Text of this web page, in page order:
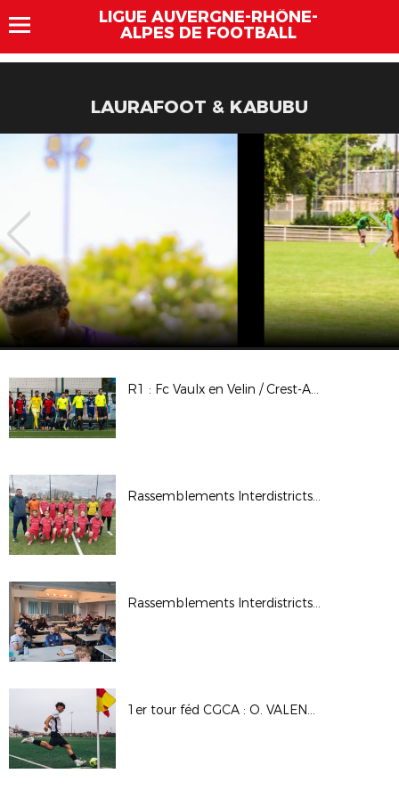
LIGUE AUVERGNE-RHÔNE-
ALPES DE FOOTBALL
LAURAFOOT & KABUBU
R1 : Fc Vaulx en Velin / Crest-Aouste
Rassemblements Interdistricts U13F - Fév. 2026
Rassemblements Interdistricts arbitres - Déc. 2025
1er tour féd CGCA : O. VALENCE - A.S MISERIEUX TREVOUX